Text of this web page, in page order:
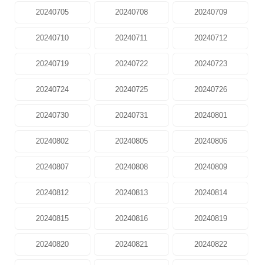
20240705 20240708 20240709
20240710 20240711 20240712
20240719 20240722 20240723
20240724 20240725 20240726
20240730 20240731 20240801
20240802 20240805 20240806
20240807 20240808 20240809
20240812 20240813 20240814
20240815 20240816 20240819
20240820 20240821 20240822